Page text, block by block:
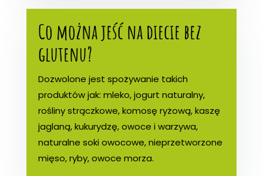
Co można jeść na diecie bez
glutenu?
Dozwolone jest spożywanie takich
produktów jak: mleko, jogurt naturalny,
rośliny strączkowe, komosę ryżową, kaszę
jaglaną, kukurydzę, owoce i warzywa,
naturalne soki owocowe, nieprzetworzone
mięso, ryby, owoce morza.